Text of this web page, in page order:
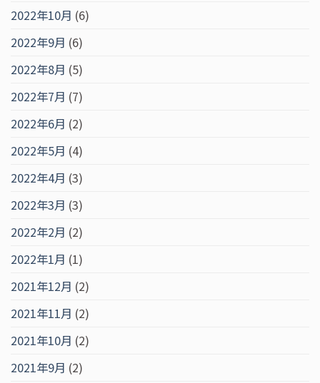
2022年10月 (6)
2022年9月 (6)
2022年8月 (5)
2022年7月 (7)
2022年6月 (2)
2022年5月 (4)
2022年4月 (3)
2022年3月 (3)
2022年2月 (2)
2022年1月 (1)
2021年12月 (2)
2021年11月 (2)
2021年10月 (2)
2021年9月 (2)